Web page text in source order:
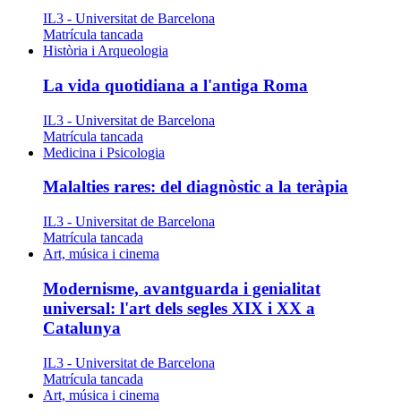
IL3 - Universitat de Barcelona
Matrícula tancada
Història i Arqueologia
La vida quotidiana a l'antiga Roma
IL3 - Universitat de Barcelona
Matrícula tancada
Medicina i Psicologia
Malalties rares: del diagnòstic a la teràpia
IL3 - Universitat de Barcelona
Matrícula tancada
Art, música i cinema
Modernisme, avantguarda i genialitat
universal: l'art dels segles XIX i XX a
Catalunya
IL3 - Universitat de Barcelona
Matrícula tancada
Art, música i cinema